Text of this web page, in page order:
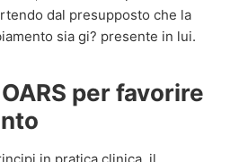
dal presupposto che la
sia gi? presente in lui.
per favorire